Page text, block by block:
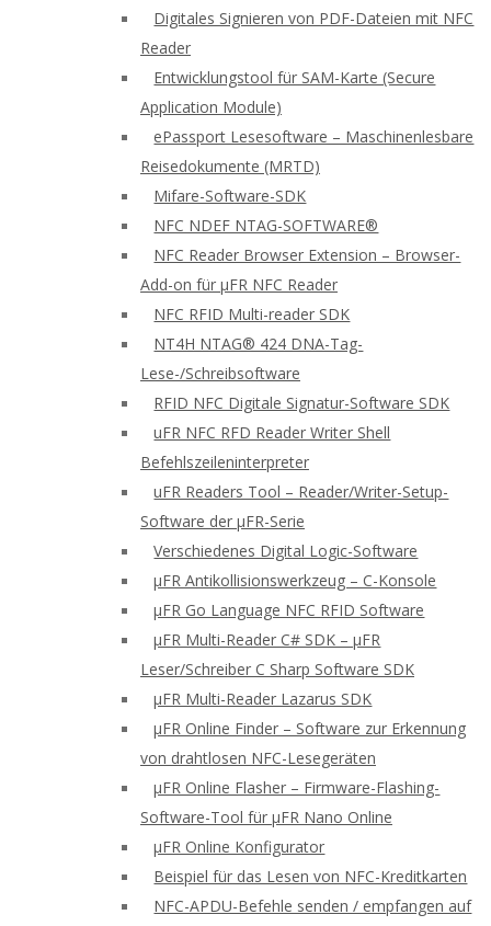
Digitales Signieren von PDF-Dateien mit NFC
Reader
Entwicklungstool für SAM-Karte (Secure
Application Module)
ePassport Lesesoftware – Maschinenlesbare
Reisedokumente (MRTD)
Mifare-Software-SDK
NFC NDEF NTAG-SOFTWARE®
NFC Reader Browser Extension – Browser-
Add-on für μFR NFC Reader
NFC RFID Multi-reader SDK
NT4H NTAG® 424 DNA-Tag-
Lese-/Schreibsoftware
RFID NFC Digitale Signatur-Software SDK
uFR NFC RFD Reader Writer Shell
Befehlszeileninterpreter
uFR Readers Tool – Reader/Writer-Setup-
Software der μFR-Serie
Verschiedenes Digital Logic-Software
μFR Antikollisionswerkzeug – C-Konsole
μFR Go Language NFC RFID Software
μFR Multi-Reader C# SDK – μFR
Leser/Schreiber C Sharp Software SDK
μFR Multi-Reader Lazarus SDK
μFR Online Finder – Software zur Erkennung
von drahtlosen NFC-Lesegeräten
μFR Online Flasher – Firmware-Flashing-
Software-Tool für μFR Nano Online
μFR Online Konfigurator
Beispiel für das Lesen von NFC-Kreditkarten
NFC-APDU-Befehle senden / empfangen auf